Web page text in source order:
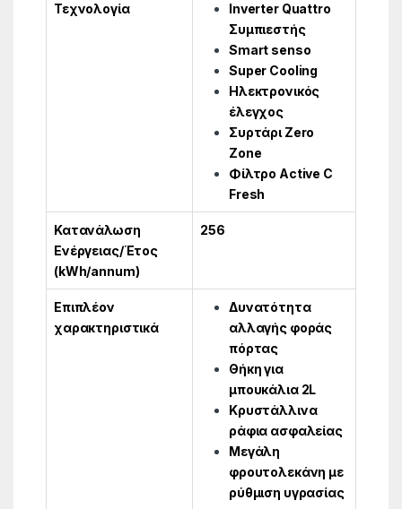
Τεχνολογία
Inverter Quattro
Συμπιεστής
Smart senso
Super Cooling
Ηλεκτρονικός
έλεγχος
Συρτάρι Zero
Zone
Φίλτρο Active C
Fresh
Κατανάλωση
Ενέργειας/Έτος
(kWh/annum)
256
Επιπλέον
χαρακτηριστικά
Δυνατότητα
αλλαγής φοράς
πόρτας
Θήκη για
μπουκάλια 2L
Κρυστάλλινα
ράφια ασφαλείας
Μεγάλη
φρουτολεκάνη με
ρύθμιση υγρασίας